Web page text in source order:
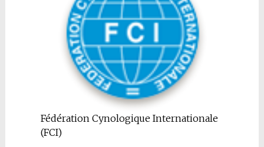
Fédération Cynologique Internationale
(FCI)